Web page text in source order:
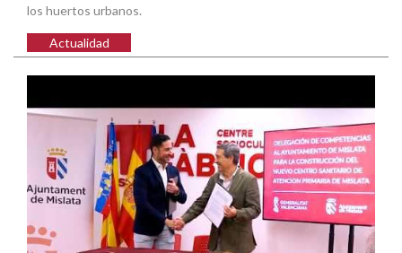
los huertos urbanos.
Actualidad